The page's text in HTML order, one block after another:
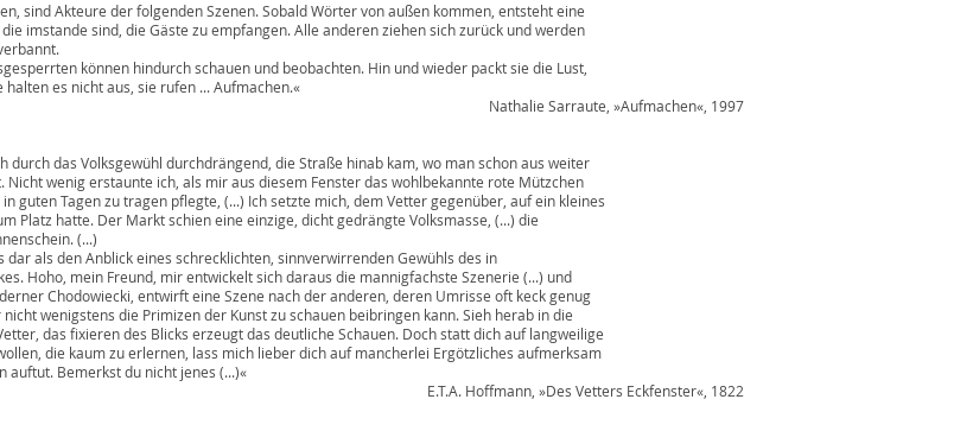
der folgenden Szenen. Sobald Wörter von außen kommen, entsteht eine
sind, die Gäste zu empfangen. Alle anderen ziehen sich zurück und werden
hindurch schauen und beobachten. Hin und wieder packt sie die Lust,
nicht aus, sie rufen ... Aufmachen.«
Nathalie Sarraute, »Aufmachen«, 1997
Volksgewühl durchdrängend, die Straße hinab kam, wo man schon aus weiter
erstaunte ich, als mir aus diesem Fenster das wohlbekannte rote Mützchen
zu tragen pflegte, (...) Ich setzte mich, dem Vetter gegenüber, auf ein kleines
Der Markt schien eine einzige, dicht gedrängte Volksmasse, (...) die
(...)
Anblick eines schrecklichten, sinnverwirrenden Gewühls des in
Freund, mir entwickelt sich daraus die mannigfachste Szenerie (...) und
entwirft eine Szene nach der anderen, deren Umrisse oft keck genug
die Primizen der Kunst zu schauen beibringen kann. Sieh herab in die
des Blicks erzeugt das deutliche Schauen. Doch statt dich auf langweilige
zu erlernen, lass mich lieber dich auf mancherlei Ergötzliches aufmerksam
Bemerkst du nicht jenes (...)«
E.T.A. Hoffmann, »Des Vetters Eckfenster«, 1822